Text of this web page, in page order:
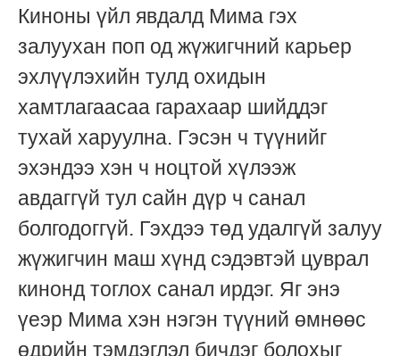
Киноны үйл явдалд Мима гэх
залуухан поп од жүжигчний карьер
эхлүүлэхийн тулд охидын
хамтлагаасаа гарахаар шийддэг
тухай харуулна. Гэсэн ч түүнийг
эхэндээ хэн ч ноцтой хүлээж
авдаггүй тул сайн дүр ч санал
болгодоггүй. Гэхдээ төд удалгүй залуу
жүжигчин маш хүнд сэдэвтэй цуврал
кинонд тоглох санал ирдэг. Яг энэ
үеэр Мима хэн нэгэн түүний өмнөөс
өдрийн тэмдэглэл бичдэг болохыг